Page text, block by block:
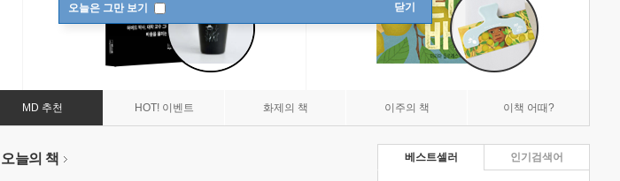
오늘은 그만 보기 닫기
MD 추천 HOT! 이벤트 화제의 책 이주의 책 이책 어때?
오늘의 책 베스트셀러 인기검색어